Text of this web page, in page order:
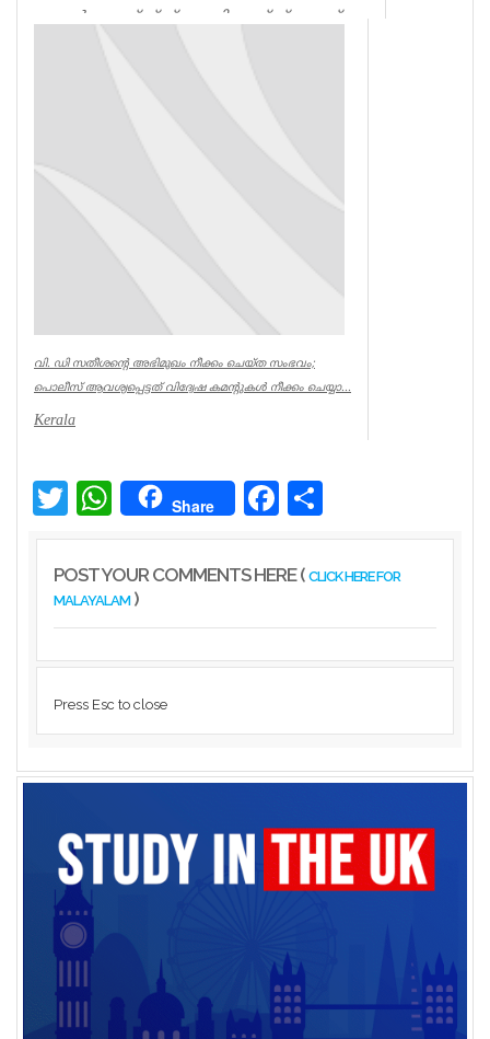
ലണ്ടൻ: ലോയ്ഡ്‌സ്, ഹാലിഫാക്‌സ്, ബാങ്ക്
ഓഫ് സ്കോട്ട്‌ലൻഡ് എന്നിവയിലെ
വി. ഡി സതീശന്‍റെ അഭിമുഖം നീക്കം ചെയ്ത സംഭവം;
പൊലീസ് ആവശ്യപ്പെട്ടത് വിദ്വേഷ കമന്‍റുകള്‍ നീക്കം ചെയ്യാ...
Kerala
Twitter WhatsAppShare Facebook
POST YOUR COMMENTS HERE ( CLICK HERE FOR
MALAYALAM)
Press Esc to close